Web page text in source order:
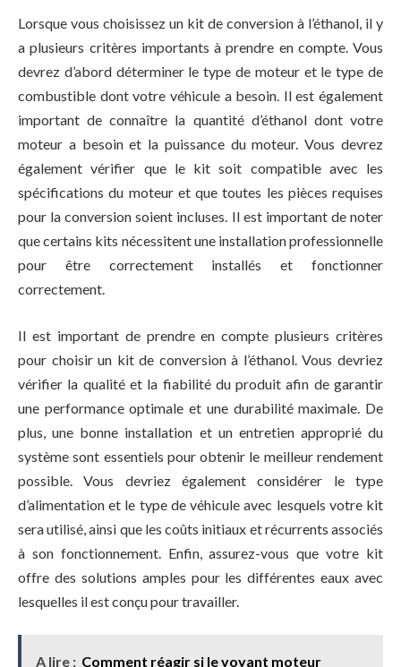
Lorsque vous choisissez un kit de conversion à l’éthanol, il y
a plusieurs critères importants à prendre en compte. Vous
devrez d’abord déterminer le type de moteur et le type de
combustible dont votre véhicule a besoin. Il est également
important de connaître la quantité d’éthanol dont votre
moteur a besoin et la puissance du moteur. Vous devrez
également vérifier que le kit soit compatible avec les
spécifications du moteur et que toutes les pièces requises
pour la conversion soient incluses. Il est important de noter
que certains kits nécessitent une installation professionnelle
pour être correctement installés et fonctionner
correctement.
Il est important de prendre en compte plusieurs critères
pour choisir un kit de conversion à l’éthanol. Vous devriez
vérifier la qualité et la fiabilité du produit afin de garantir
une performance optimale et une durabilité maximale. De
plus, une bonne installation et un entretien approprié du
système sont essentiels pour obtenir le meilleur rendement
possible. Vous devriez également considérer le type
d’alimentation et le type de véhicule avec lesquels votre kit
sera utilisé, ainsi que les coûts initiaux et récurrents associés
à son fonctionnement. Enfin, assurez-vous que votre kit
offre des solutions amples pour les différentes eaux avec
lesquelles il est conçu pour travailler.
A lire : Comment réagir si le voyant moteur